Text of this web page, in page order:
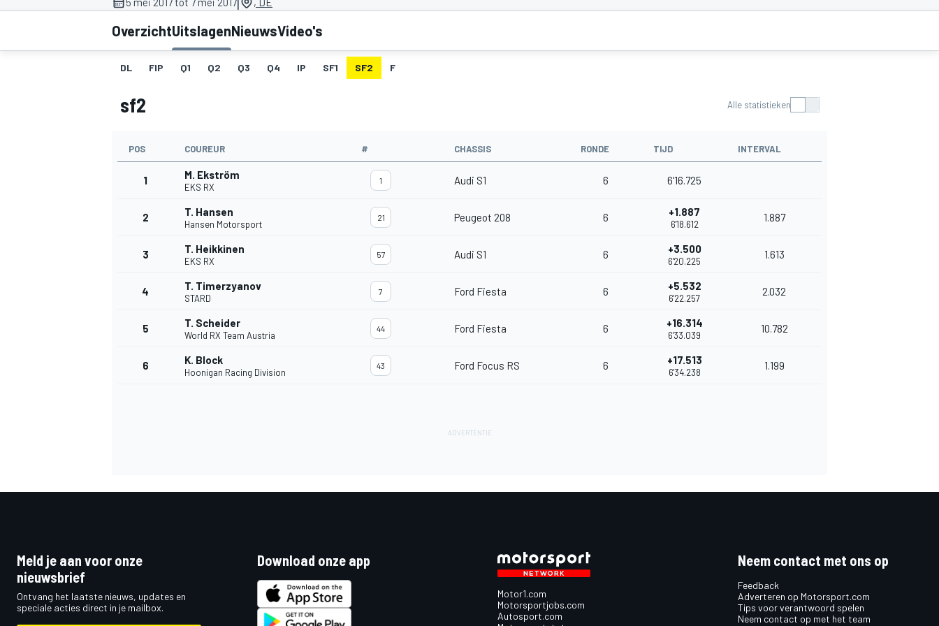
MOTOGP
INDYCAR
DTM
OverzichtUitslagenNieuwsVideo's
DL FIP Q1 Q2 Q3 Q4 IP SF1 SF2 F
sf2 Alle statistieken
POS COUREUR # CHASSIS RONDE TIJD INTERVAL
1 M. Ekström
EKS RX
1 Audi S1 6 6'16.725
2 T. Hansen
Hansen Motorsport
21 Peugeot 208 6 +1.887
6'18.612
1.887
3 T. Heikkinen
EKS RX
57 Audi S1 6 +3.500
6'20.225
1.613
4 T. Timerzyanov
STARD
7 Ford Fiesta 6 +5.532
6'22.257
2.032
5 T. Scheider
World RX Team Austria
44 Ford Fiesta 6 +16.314
6'33.039
10.782
6 K. Block
Hoonigan Racing Division
43 Ford Focus RS 6 +17.513
6'34.238
1.199
Meld je aan voor onze
nieuwsbrief
Ontvang het laatste nieuws, updates en
speciale acties direct in je mailbox.
Download onze app
Motor1.com
Motorsportjobs.com
Autosport.com
Neem contact met ons op
Feedback
Adverteren op Motorsport.com
Tips voor verantwoord spelen
Neem contact op met het team